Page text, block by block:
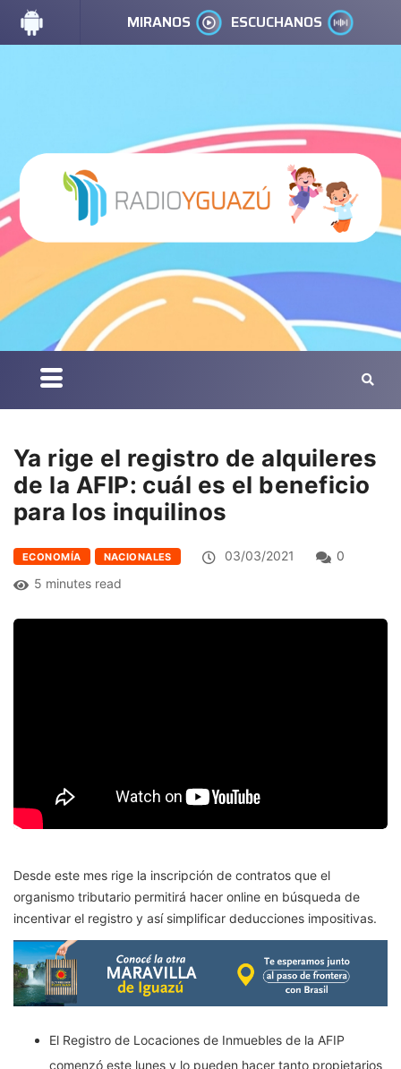
MIRANOS ESCUCHANOS
Ya rige el registro de alquileres
de la AFIP: cuál es el beneficio
para los inquilinos
ECONOMÍA NACIONALES 03/03/2021
0
5 minutes read
Desde este mes rige la inscripción de contratos que el
organismo tributario permitirá hacer online en búsqueda de
incentivar el registro y así simplificar deducciones impositivas.
El Registro de Locaciones de Inmuebles de la AFIP
comenzó este lunes y lo pueden hacer tanto propietarios